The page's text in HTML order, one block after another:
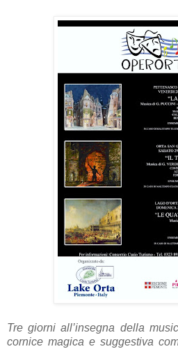
Tre giorni all’insegna della
cornice magica e suggestiva